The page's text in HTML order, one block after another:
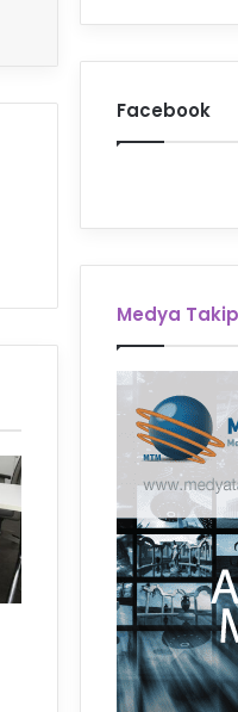
Facebook
Medya